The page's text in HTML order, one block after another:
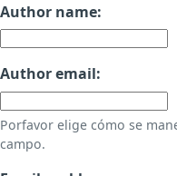
Author name:
Author email:
Porfavor elige cómo se
campo.